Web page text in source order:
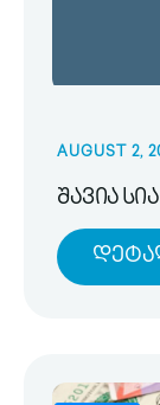
AUGUST 2,
შავია